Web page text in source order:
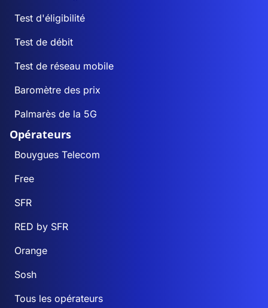
Test d'éligibilité
Test de débit
Test de réseau mobile
Baromètre des prix
Palmarès de la 5G
Opérateurs
Bouygues Telecom
Free
SFR
RED by SFR
Orange
Sosh
Tous les opérateurs